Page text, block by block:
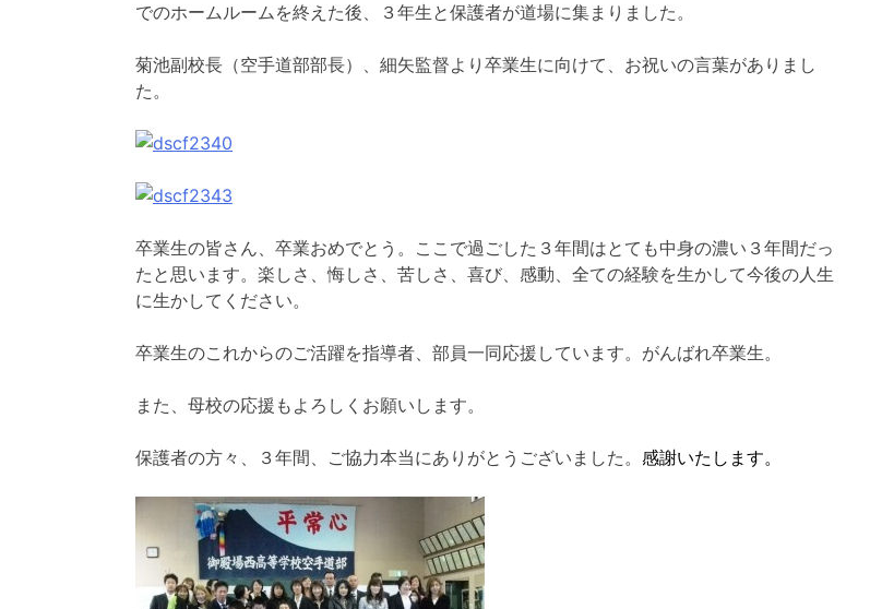
でのホームルームを終えた後、３年生と保護者が道場に集まりました。
菊池副校長（空手道部部長）、細矢監督より卒業生に向けて、お祝いの言葉がありまし
た。
卒業生の皆さん、卒業おめでとう。ここで過ごした３年間はとても中身の濃い３年間だっ
たと思います。楽しさ、悔しさ、苦しさ、喜び、感動、全ての経験を生かして今後の人生
に生かしてください。
卒業生のこれからのご活躍を指導者、部員一同応援しています。がんばれ卒業生。
また、母校の応援もよろしくお願いします。
保護者の方々、３年間、ご協力本当にありがとうございました。 感謝いたします。